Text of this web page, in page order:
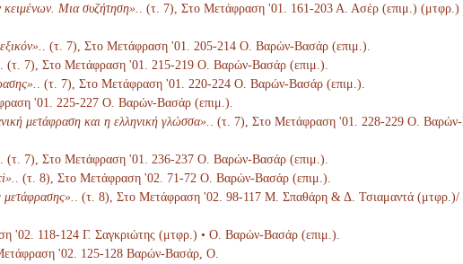
Μια συζήτηση».
. (τ. 7), Στο Μετάφραση '01. 161-203 Α. Ασέρ (επιμ.) (μτφρ.)
. (τ. 7), Στο Μετάφραση '01. 205-214 Ο. Βαρών-Βασάρ (επιμ.).
. (τ. 7), Στο Μετάφραση '01. 215-219 Ο. Βαρών-Βασάρ (επιμ.).
. (τ. 7), Στο Μετάφραση '01. 220-224 Ο. Βαρών-Βασάρ (επιμ.).
'01. 225-227 Ο. Βαρών-Βασάρ (επιμ.).
μετάφραση και η ελληνική γλώσσα».
. (τ. 7), Στο Μετάφραση '01. 228-229 Ο.
. (τ. 7), Στο Μετάφραση '01. 236-237 Ο. Βαρών-Βασάρ (επιμ.).
. (τ. 8), Στο Μετάφραση '02. 71-72 Ο. Βαρών-Βασάρ (επιμ.).
. (τ. 8), Στο Μετάφραση '02. 98-117 Μ. Σπαθάρη & Δ. Τσιαμαντά (μτφρ.)/
'02. 118-124 Γ. Σαγκριώτης (μτφρ.) • Ο. Βαρών-Βασάρ (επιμ.).
'02. 125-128 Βαρών-Βασάρ, Ο.